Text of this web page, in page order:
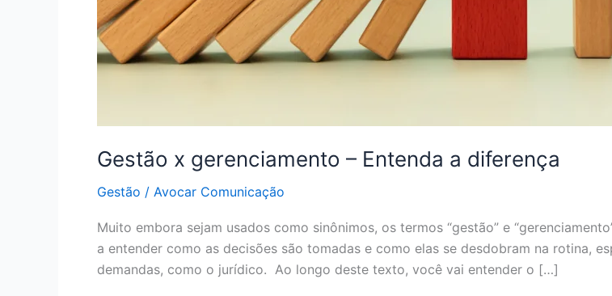
Gestão x gerenciamento – Entenda a diferença
Gestão / Avocar Comunicação
Muito embora sejam usados como sinônimos, os termos “gestão” e
a entender como as decisões são tomadas e como elas se desdobram na rotina,
demandas, como o jurídico. Ao longo deste texto, você vai entender o […]